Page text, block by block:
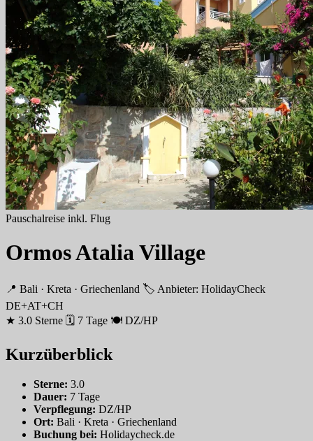
Pauschalreise inkl. Flug
Ormos Atalia Village
📍 Bali · Kreta · Griechenland 🏷 Anbieter: HolidayCheck
DE+AT+CH
★ 3.0 Sterne 🗓 7 Tage 🍽 DZ/HP
Kurzüberblick
Sterne: 3.0
Dauer: 7 Tage
Verpflegung: DZ/HP
Ort: Bali · Kreta · Griechenland
Buchung bei: Holidaycheck.de